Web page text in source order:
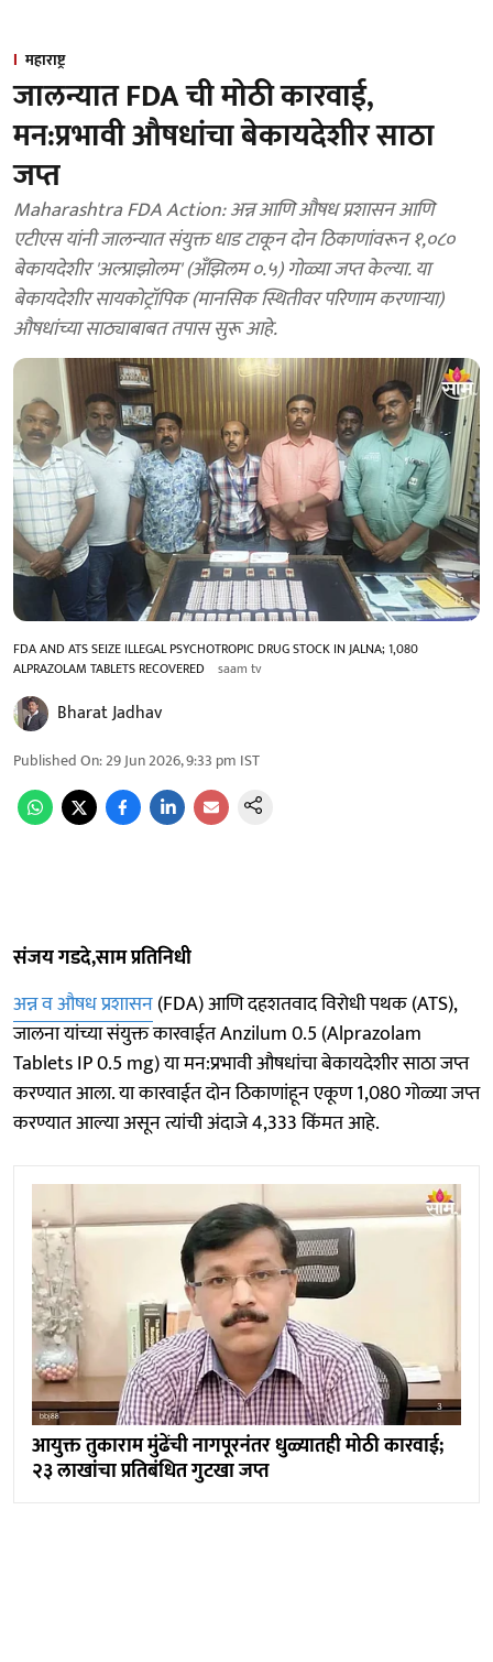
महाराष्ट्र
जालन्यात FDA ची मोठी कारवाई,
मन:प्रभावी औषधांचा बेकायदेशीर साठा
जप्त
Maharashtra FDA Action: अन्न आणि औषध प्रशासन आणि
एटीएस यांनी जालन्यात संयुक्त धाड टाकून दोन ठिकाणांवरून १,०८०
बेकायदेशीर 'अल्प्राझोलम' (अँझिलम ०.५) गोळ्या जप्त केल्या. या
बेकायदेशीर सायकोट्रॉपिक (मानसिक स्थितीवर परिणाम करणाऱ्या)
औषधांच्या साठ्याबाबत तपास सुरू आहे.
FDA AND ATS SEIZE ILLEGAL PSYCHOTROPIC DRUG STOCK IN JALNA; 1,080
ALPRAZOLAM TABLETS RECOVERED saam tv
Bharat Jadhav
Published On:29 Jun 2026, 9:33 pm IST
संजय गडदे,साम प्रतिनिधी
अन्न व औषध प्रशासन(FDA) आणि दहशतवाद विरोधी पथक (ATS),
जालना यांच्या संयुक्त कारवाईत Anzilum 0.5 (Alprazolam
Tablets IP 0.5 mg) या मन:प्रभावी औषधांचा बेकायदेशीर साठा जप्त
करण्यात आला. या कारवाईत दोन ठिकाणांहून एकूण 1,080 गोळ्या जप्त
करण्यात आल्या असून त्यांची अंदाजे 4,333 किंमत आहे.
आयुक्त तुकाराम मुंढेंची नागपूरनंतर धुळ्यातही मोठी कारवाई;
२३ लाखांचा प्रतिबंधित गुटखा जप्त